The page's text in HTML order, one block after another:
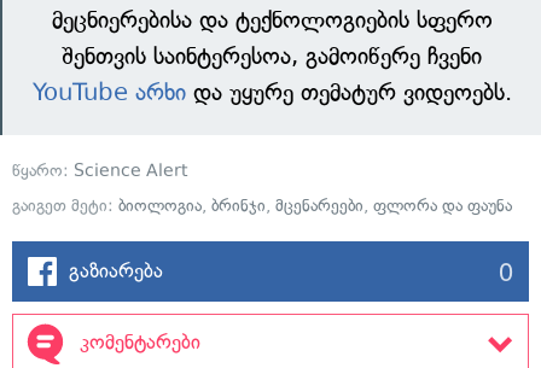
მეცნიერებისა და ტექნოლოგიების სფერო
შენთვის საინტერესოა, გამოიწერე ჩვენი
YouTube არხიდა უყურე თემატურ ვიდეოებს.
წყარო: Science Alert
გაიგეთ მეტი: ბიოლოგია, ბრინჯი, მცენარეები, ფლორა და ფაუნა
გაზიარება 0
კომენტარები